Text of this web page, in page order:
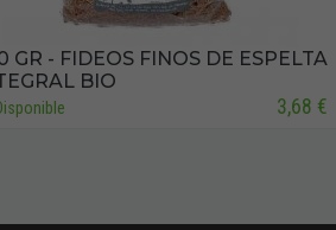
GR - FIDEOS FINOS DE ESPELTA
BIO
3,68 €